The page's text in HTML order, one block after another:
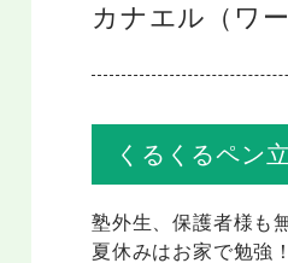
カナエル（ワ
くるくるペン
塾外生、保護者様も
夏休みはお家で勉強